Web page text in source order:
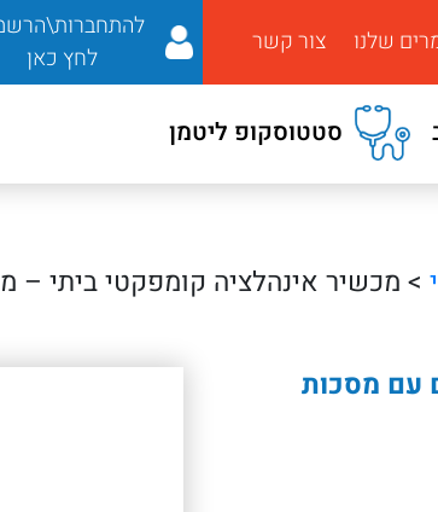
שלנו צור קשר
לחץ כאן
סטטוסקופ ליטמן
> מכשיר אינהלציה קומפקטי ביתי
עם מסכות